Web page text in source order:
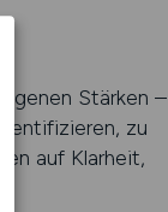
Stärken –
zu
auf Klarheit,